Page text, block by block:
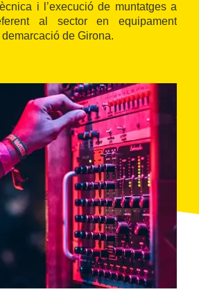
i l’execució de muntatges a
al sector en equipament
de Girona.